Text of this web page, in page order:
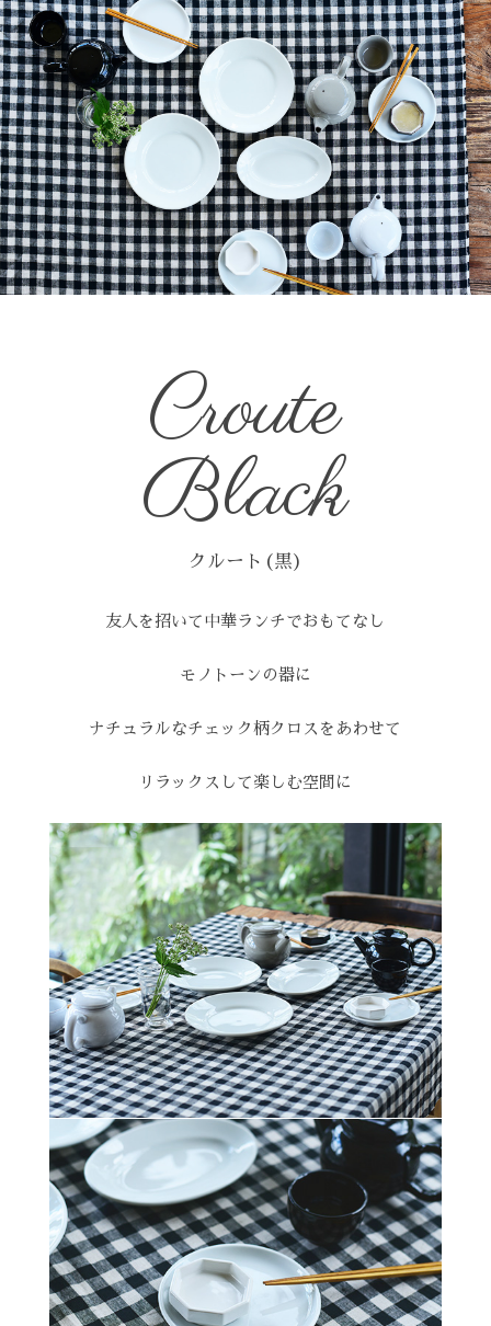
Croute
Black
クルート(黒)
友人を招いて中華ランチでおもてなし
モノトーンの器に
ナチュラルなチェック柄クロスをあわせて
リラックスして楽しむ空間に